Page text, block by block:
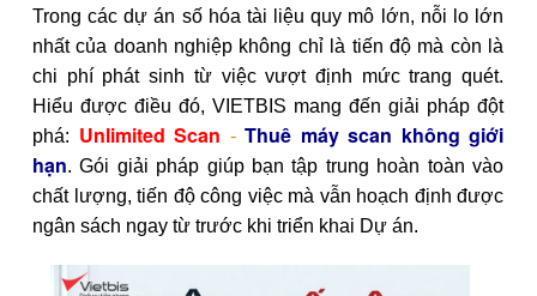
Trong các dự án số hóa tài liệu quy mô lớn, nỗi lo lớn
nhất của doanh nghiệp không chỉ là tiến độ mà còn là
chi phí phát sinh từ việc vượt định mức trang quét.
Hiểu được điều đó, VIETBIS mang đến giải pháp đột
phá: Unlimited Scan - Thuê máy scan không giới
hạn. Gói giải pháp giúp bạn tập trung hoàn toàn vào
chất lượng, tiến độ công việc mà vẫn hoạch định được
ngân sách ngay từ trước khi triển khai Dự án.